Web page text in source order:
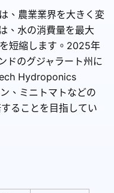
は、農業業界を大きく変
、水の消費量を最大
短縮します。2025年
のグジャラート州に
Hydroponics
、ミニトマトなどの
ることを目指してい